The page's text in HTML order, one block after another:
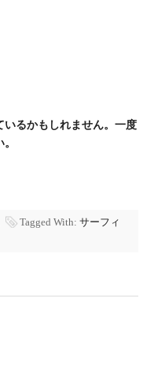
いるかもしれません。一度
Tagged With: サーフィ